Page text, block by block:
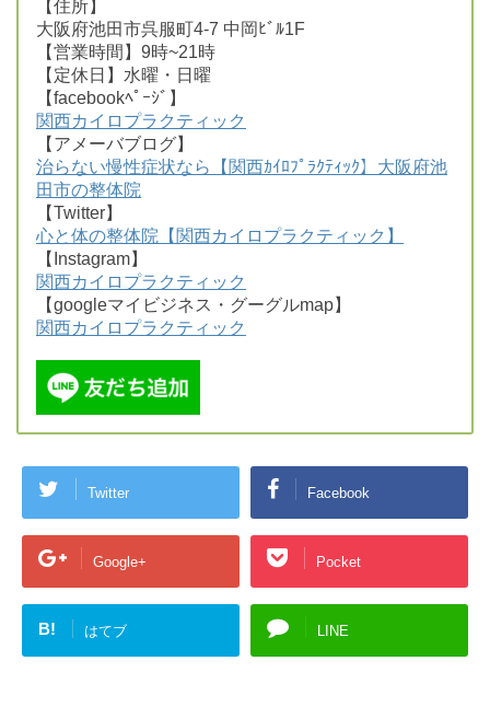
【住所】
大阪府池田市呉服町4-7 中岡ﾋﾞﾙ1F
【営業時間】9時~21時
【定休日】水曜・日曜
【facebookﾍﾟｰｼﾞ】
関西カイロプラクティック
【アメーバブログ】
治らない慢性症状なら【関西ｶｲﾛﾌﾟﾗｸﾃｨｯｸ】大阪府池
田市の整体院
【Twitter】
心と体の整体院【関西カイロプラクティック】
【Instagram】
関西カイロプラクティック
【googleマイビジネス・グーグルmap】
関西カイロプラクティック
Twitter Facebook
Google+ Pocket
B! はてブ LINE